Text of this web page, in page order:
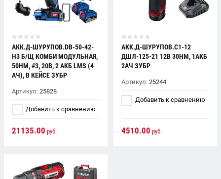
АКК.Д-ШУРУПОВ.DB-50-42-
H3 Б/Щ КОМБИ МОДУЛЬНАЯ,
50НМ, #3, 20В, 2 АКБ LMS (4
АЧ), В КЕЙСЕ ЗУБР
Артикул: 25828
Добавить к сравнению
21135.00 руб.
АКК.Д-ШУРУПОВ.С1-12
ДШЛ-125-21 12В 30НМ, 1АКБ
2АЧ ЗУБР
Артикул:25244
Добавить к сравнению
4510.00 руб.